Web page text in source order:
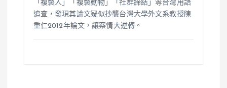
「複製人」「複製動物」「社群締結」等台灣用語
追查，發現其論文疑似抄襲台灣大學外文系教授陳
重仁2012年論文，讓案情大逆轉。